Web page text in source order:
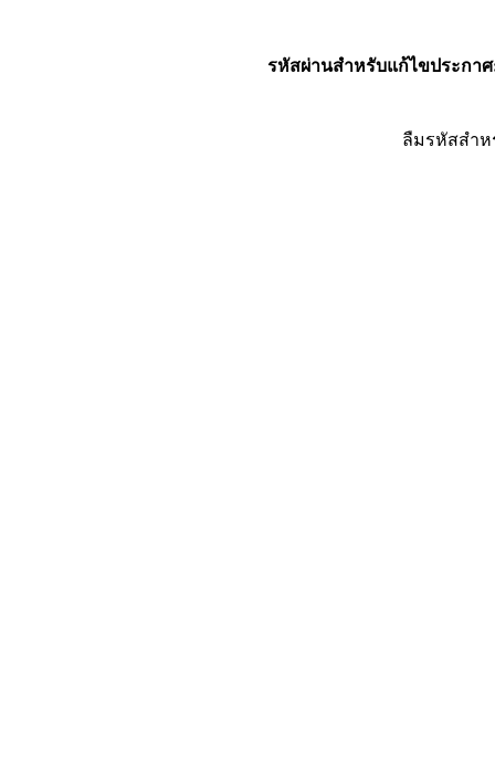
รหัสผ่านสำหรับแก้ไขประกาศ
ลืมรหัสสำ